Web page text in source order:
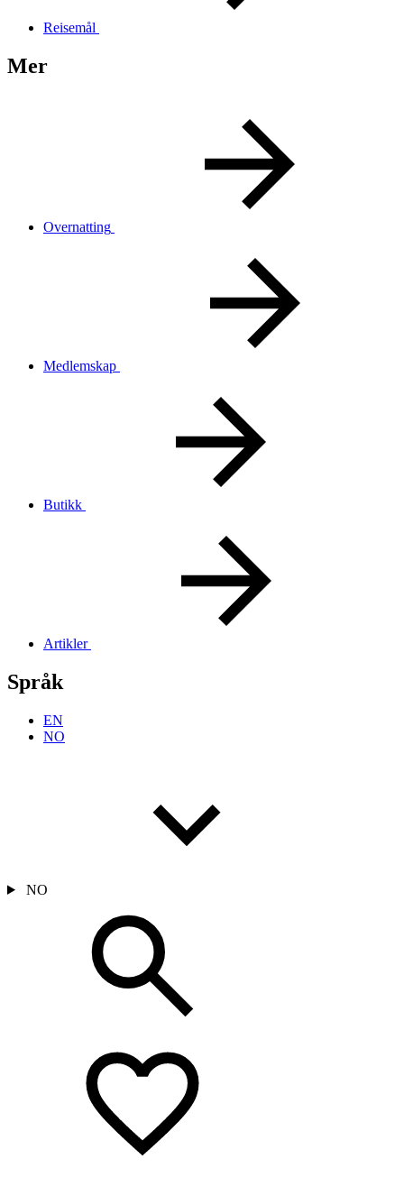
Reisemål
Mer
Overnatting
Medlemskap
Butikk
Artikler
Språk
EN
NO
NO